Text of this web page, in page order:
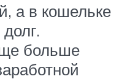
а в кошельке
больше